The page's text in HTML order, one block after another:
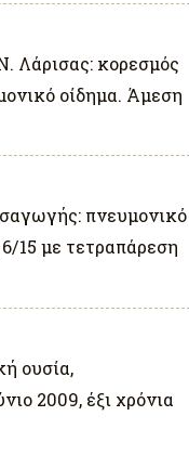
Λάρισας: κορεσμός
οίδημα. Άμεση
πνευμονικό
15 με τετραπάρεση
ουσία,
2009, έξι χρόνια